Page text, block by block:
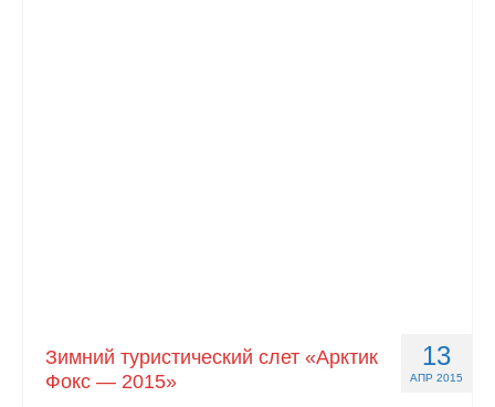
13
АПР 2015
Зимний туристический слет «Арктик
Фокс — 2015»